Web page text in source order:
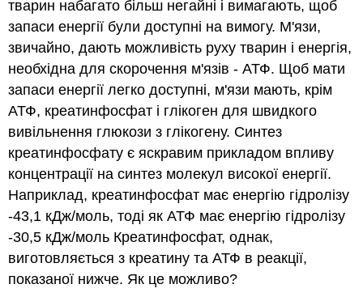
тварин набагато більш негайні і вимагають, щоб
запаси енергії були доступні на вимогу. М'язи,
звичайно, дають можливість руху тварин і енергія,
необхідна для скорочення м'язів - АТФ. Щоб мати
запаси енергії легко доступні, м'язи мають, крім
АТФ, креатинфосфат і глікоген для швидкого
вивільнення глюкози з глікогену. Синтез
креатинфосфату є яскравим прикладом впливу
концентрації на синтез молекул високої енергії.
Наприклад, креатинфосфат має енергію гідролізу
-43,1 кДж/моль, тоді як АТФ має енергію гідролізу
-30,5 кДж/моль Креатинфосфат, однак,
виготовляється з креатину та АТФ в реакції,
показаної нижче. Як це можливо?